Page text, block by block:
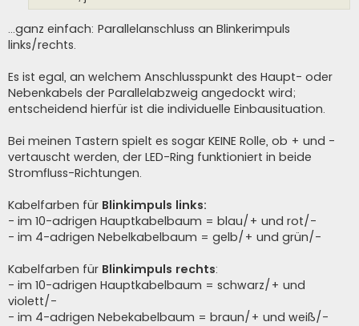
...ganz einfach: Parallelanschluss an Blinkerimpuls
links/rechts.
Es ist egal, an welchem Anschlusspunkt des Haupt- oder
Nebenkabels der Parallelabzweig angedockt wird;
entscheidend hierfür ist die individuelle Einbausituation.
Bei meinen Tastern spielt es sogar KEINE Rolle, ob + und -
vertauscht werden, der LED-Ring funktioniert in beide
Stromfluss-Richtungen.
Kabelfarben für Blinkimpuls links:
- im 10-adrigen Hauptkabelbaum = blau/+ und rot/-
- im 4-adrigen Nebelkabelbaum = gelb/+ und grün/-
Kabelfarben für Blinkimpuls rechts:
- im 10-adrigen Hauptkabelbaum = schwarz/+ und
violett/-
- im 4-adrigen Nebekabelbaum = braun/+ und weiß/-